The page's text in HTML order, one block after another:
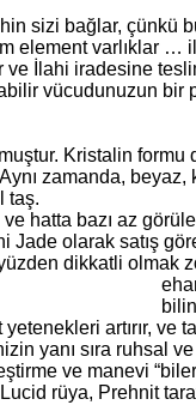
sizi bağlar, çünkü
element varlıklar …
ve İlahi iradesine
vücudunuzun bir
Kristalin formu
zamanda, beyaz,
taş.
hatta bazı az
Jade olarak satış
dikkatli olmak
artırır, ve
yanı sıra ruhsal ve
ve manevi
rüya, Prehnit